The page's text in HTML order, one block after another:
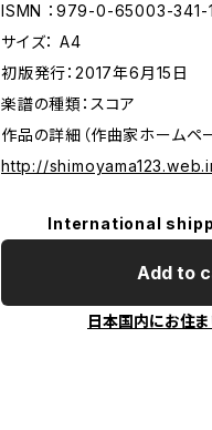
ISMN ：979-0-65003-341-1
サイズ： A4
初版発行：2017年6月15日
楽譜の種類：スコア
作品の詳細（作曲家ホームペ
http://
International
Add to
日本国内にお住